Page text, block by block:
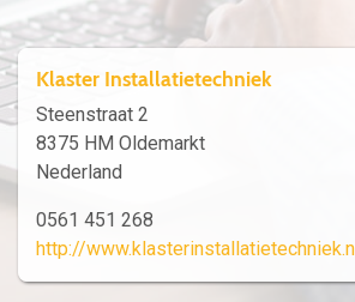
Klaster Installatietechniek
Steenstraat 2
8375 HM Oldemarkt
Nederland
0561 451 268
http://